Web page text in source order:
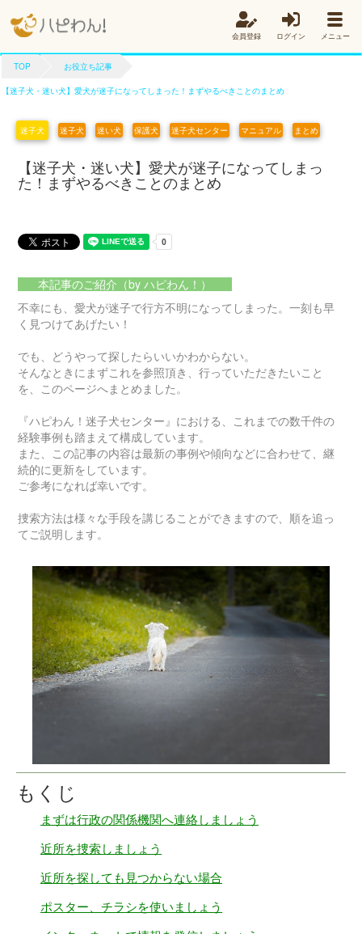
会員登録 ログイン メニュー
TOP お役立ち記事
【迷子犬・迷い犬】愛犬が迷子になってしまった！まずやるべきことのまとめ
迷子犬 迷子犬 迷い犬 保護犬 迷子犬センター マニュアル まとめ
【迷子犬・迷い犬】愛犬が迷子になってしまっ
た！まずやるべきことのまとめ
本記事のご紹介（by ハピわん！）
不幸にも、愛犬が迷子で行方不明になってしまった。一刻も早
く見つけてあげたい！
でも、どうやって探したらいいかわからない。
そんなときにまずこれを参照頂き、行っていただきたいこと
を、このページへまとめました。
『ハピわん！迷子犬センター』における、これまでの数千件の
経験事例も踏まえて構成しています。
また、この記事の内容は最新の事例や傾向などに合わせて、継
続的に更新をしています。
ご参考になれば幸いです。
捜索方法は様々な手段を講じることができますので、順を追っ
てご説明します。
もくじ
まずは行政の関係機関へ連絡しましょう
近所を捜索しましょう
近所を探しても見つからない場合
ポスター、チラシを使いましょう